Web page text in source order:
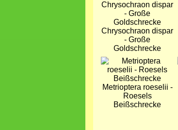
Chrysochraon dispar
- Große
Goldschrecke
Bild
Metrioptera roeselii -
Roesels
Beißschrecke